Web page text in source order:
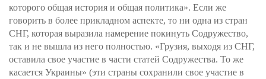
которого общая история и общая политика». Если же
говорить в более прикладном аспекте, то ни одна из стран
СНГ, которая выразила намерение покинуть Содружество,
так и не вышла из него полностью. «Грузия, выходя из СНГ,
оставила свое участие в части статей Содружества. То же
касается Украины» (эти страны сохранили свое участие в